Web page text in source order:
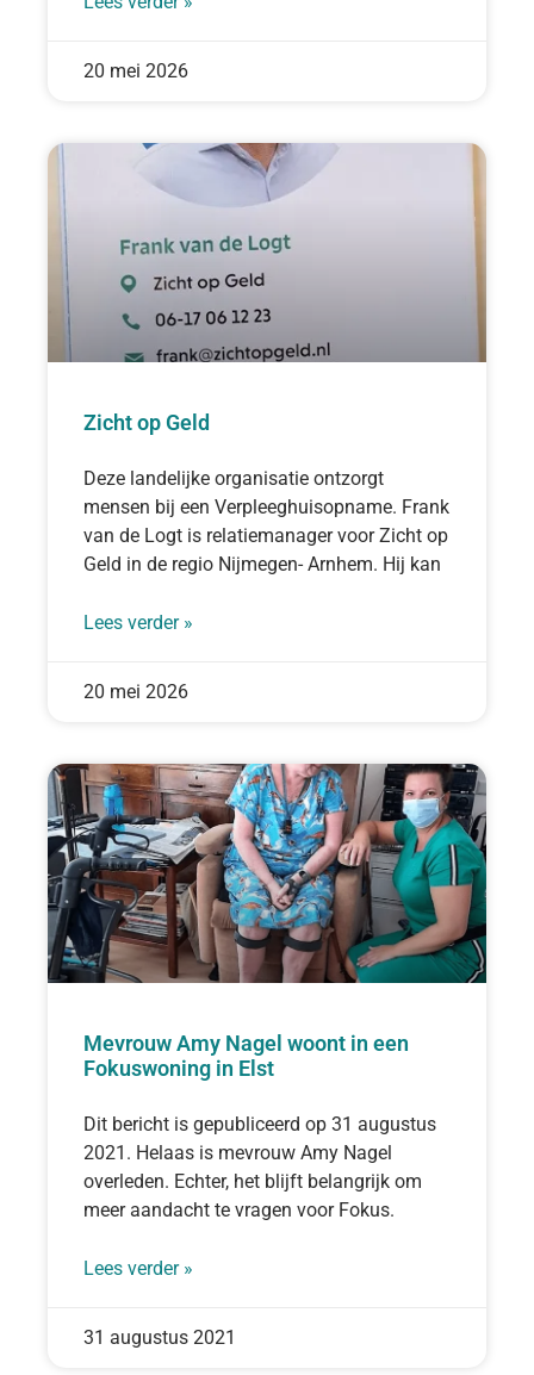
20 mei 2026
Zicht op Geld
Deze landelijke organisatie ontzorgt
mensen bij een Verpleeghuisopname. Frank
van de Logt is relatiemanager voor Zicht op
Geld in de regio Nijmegen- Arnhem. Hij kan
Lees verder »
20 mei 2026
Mevrouw Amy Nagel woont in een
Fokuswoning in Elst
Dit bericht is gepubliceerd op 31 augustus
2021. Helaas is mevrouw Amy Nagel
overleden. Echter, het blijft belangrijk om
meer aandacht te vragen voor Fokus.
Lees verder »
31 augustus 2021